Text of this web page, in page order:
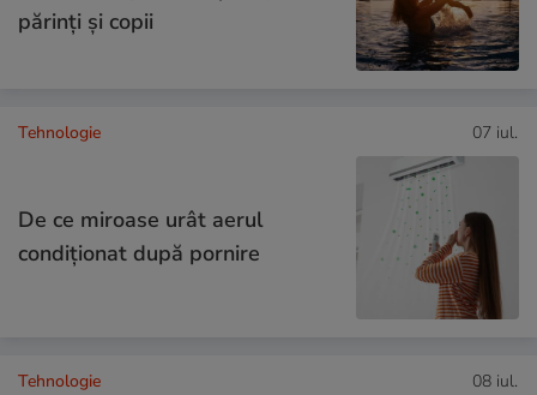
părinți și copii
Tehnologie 07 iul.
De ce miroase urât aerul
condiționat după pornire
Tehnologie 08 iul.